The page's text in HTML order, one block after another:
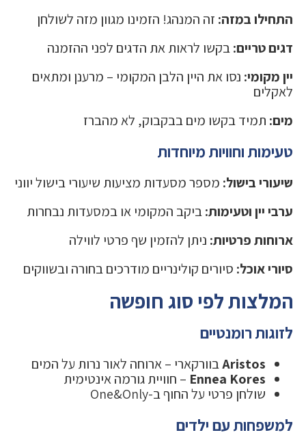
התחילו במזה: זה המנהג! הזמינו מגוון מזה לשולחן
דגים טריים:בקשו לראות את הדגים לפני ההזמנה
יין מקומי: נסו את היין הלבן המקומי – מרענן ומתאים
לאקלים
מים: תמיד בקשו מים בבקבוק, לא מהברז
טעימות וחוויות מיוחדות
שיעורי בישול: מספר מסעדות מציעות שיעורי בישול יווני
ערבי יין וטעימות:ביקב המקומי או במסעדות נבחרות
ארוחות פרטיות: ניתן להזמין שף פרטי לווילה
סיורי אוכל: סיורים קולינריים מודרכים בחורה ובשווקים
המלצות לפי סוג חופשה
לזוגות רומנטיים
Aristosבוורקארי – ארוחה לאור נרות על המים
Ennea Kores – חוויית גורמה אינטימית
שולחן פרטי על החוף ב-One&Only
למשפחות עם ילדים